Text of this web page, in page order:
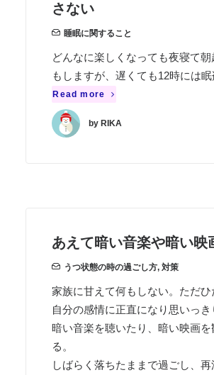
さない
睡眠に関すること
どんなに楽しくなっても夜寝て
もしますが、遅くても12時には眠
Read more
by RIKA
あえて暗い音楽や暗い映
うつ状態の時の過ごし方, 対策
家族に甘えて何もしない。ただひ
自分の感情に正直になり思いっき
暗い音楽を聴いたり、暗い映画
る。
しばらく落ちたままで過ごし、